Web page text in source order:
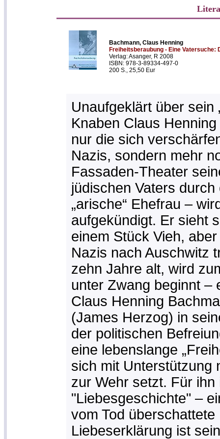
Bachmann, Claus Henning
Freiheitsberaubung - Eine Vatersuche:
Verlag: Asanger, R 2008
ISBN: 978-3-89334-497-0
200 S., 25,50 Eur
Unaufgeklärt über sein
Knaben Claus
nur die sich
Nazis, sondern mehr
Fassaden-Theater
jüdischen Vaters
„arische“ Ehefrau –
aufgekündigt. Er sieht
einem Stück Vieh,
Nazis nach Auschwitz
zehn Jahre alt, wird
unter Zwang beginnt –
Claus Henning
(James Herzog) in
der politischen
eine lebenslange
sich mit Unterstützung
zur Wehr setzt. Für
"Liebesgeschichte" –
vom Tod
Liebeserklärung ist